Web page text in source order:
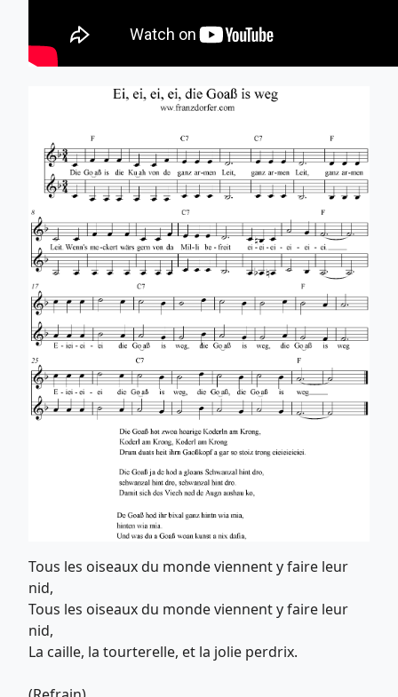
Tous les oiseaux du monde viennent y faire leur
nid,
Tous les oiseaux du monde viennent y faire leur
nid,
La caille, la tourterelle, et la jolie perdrix.